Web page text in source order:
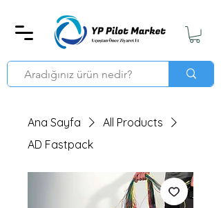
Ana Sayfa
All Products
AD Fastpack